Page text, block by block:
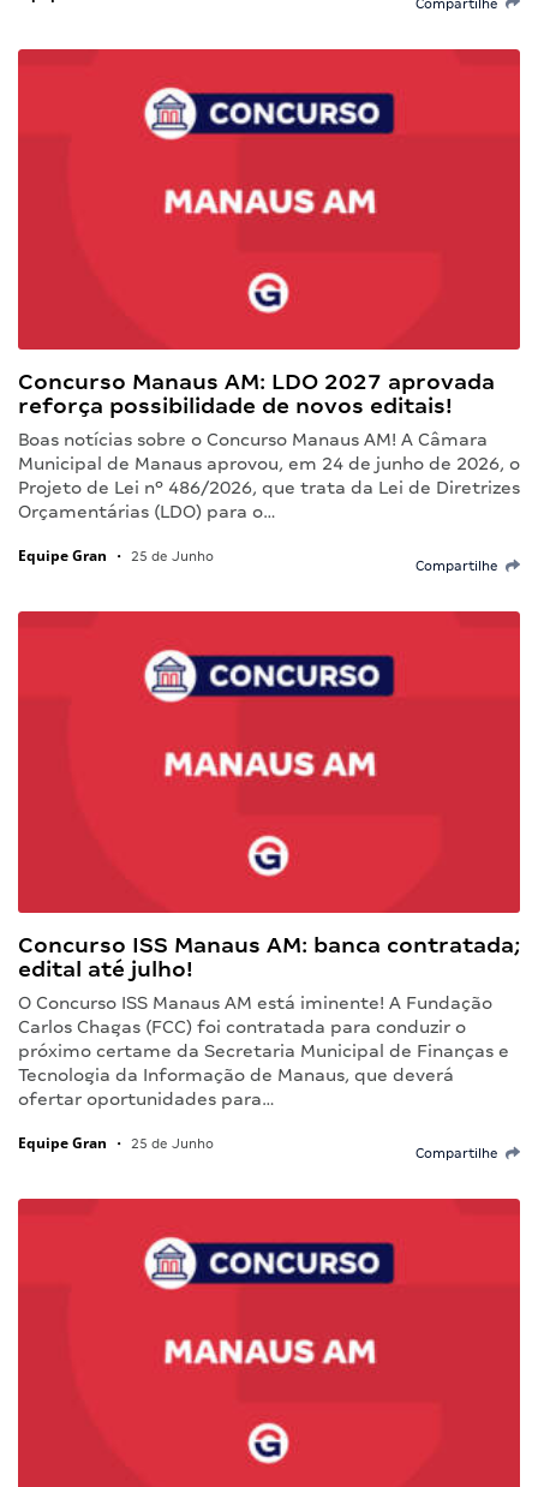
Compartilhe
Concurso Manaus AM: LDO 2027 aprovada
reforça possibilidade de novos editais!
Boas notícias sobre o Concurso Manaus AM! A Câmara
Municipal de Manaus aprovou, em 24 de junho de 2026, o
Projeto de Lei nº 486/2026, que trata da Lei de Diretrizes
Orçamentárias (LDO) para o…
Equipe Gran • 25 de Junho
Compartilhe
Concurso ISS Manaus AM: banca contratada;
edital até julho!
O Concurso ISS Manaus AM está iminente! A Fundação
Carlos Chagas (FCC) foi contratada para conduzir o
próximo certame da Secretaria Municipal de Finanças e
Tecnologia da Informação de Manaus, que deverá
ofertar oportunidades para…
Equipe Gran • 25 de Junho
Compartilhe